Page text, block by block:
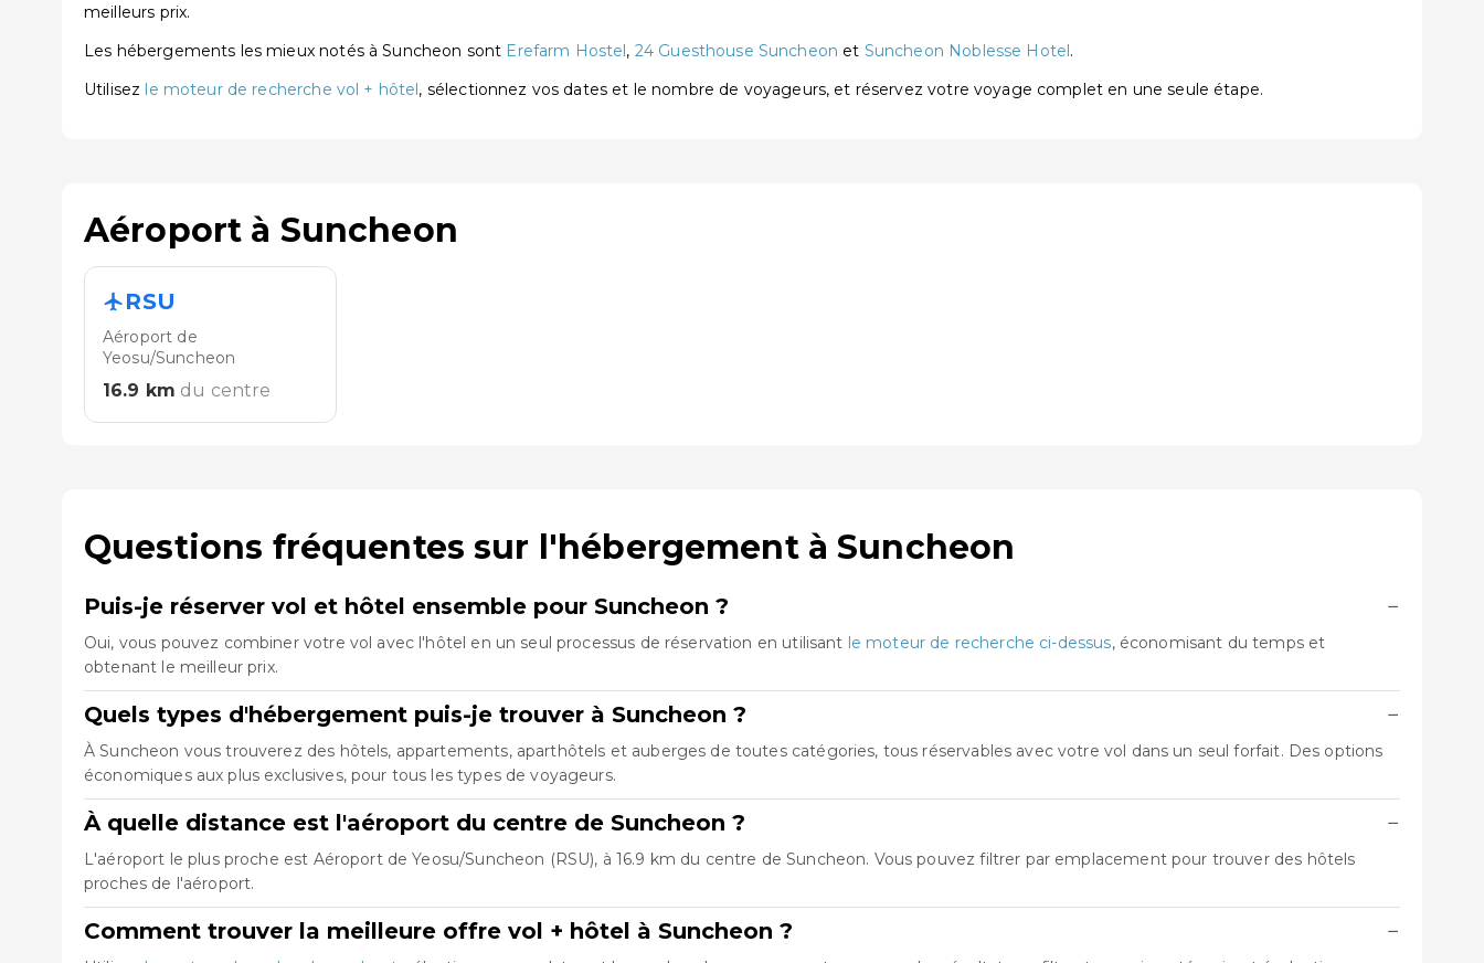
meilleurs prix.
Les hébergements les mieux notés à Suncheon sont Erefarm Hostel, 24 Guesthouse Suncheon et Suncheon Noblesse Hotel.
Utilisez le moteur de recherche vol + hôtel, sélectionnez vos dates et le nombre de voyageurs, et réservez votre voyage complet en une seule étape.
Aéroport à Suncheon
RSU
Aéroport de
Yeosu/Suncheon
16.9 km du centre
Questions fréquentes sur l'hébergement à Suncheon
Puis-je réserver vol et hôtel ensemble pour Suncheon ? −
Oui, vous pouvez combiner votre vol avec l'hôtel en un seul processus de réservation en utilisant le moteur de recherche ci-dessus, économisant du temps et
obtenant le meilleur prix.
Quels types d'hébergement puis-je trouver à Suncheon ? −
À Suncheon vous trouverez des hôtels, appartements, aparthôtels et auberges de toutes catégories, tous réservables avec votre vol dans un seul forfait. Des options
économiques aux plus exclusives, pour tous les types de voyageurs.
À quelle distance est l'aéroport du centre de Suncheon ? −
L'aéroport le plus proche est Aéroport de Yeosu/Suncheon (RSU), à 16.9 km du centre de Suncheon. Vous pouvez filtrer par emplacement pour trouver des hôtels
proches de l'aéroport.
Comment trouver la meilleure offre vol + hôtel à Suncheon ? −